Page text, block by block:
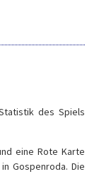
des Spiels
eine Rote Karte
Gospenroda. Die